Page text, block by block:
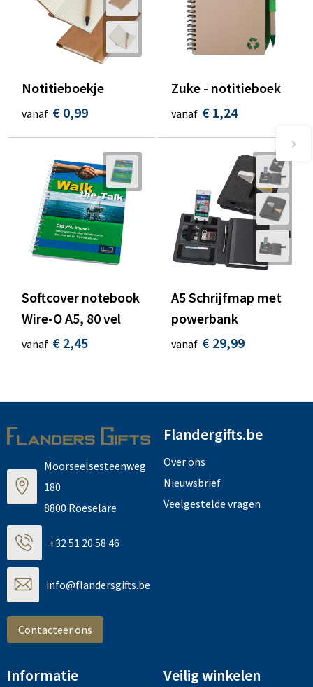
Notitieboekje
vanaf € 0,99
Zuke - notitieboek
vanaf € 1,24
Softcover notebook
Wire-O A5, 80 vel
vanaf € 2,45
A5 Schrijfmap met
powerbank
vanaf € 29,99
Moorseelsesteenweg
180
8800 Roeselare
+32 51 20 58 46
info@flandersgifts.be
Contacteer ons
Flandergifts.be
Over ons
Nieuwsbrief
Veelgestelde vragen
Informatie Veilig winkelen